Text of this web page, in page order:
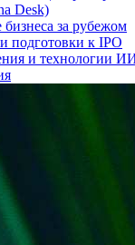
Desk)
за рубежом
подготовки к IPO
и технологии